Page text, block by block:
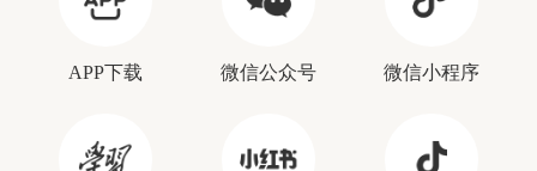
APP下载 微信公众号 微信小程序